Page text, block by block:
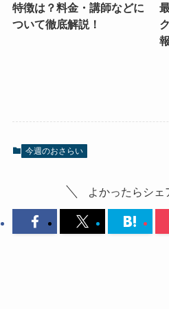
特徴は？料金・講師などに
ついて徹底解説！
報
今週のおさらい
よかったらシェ